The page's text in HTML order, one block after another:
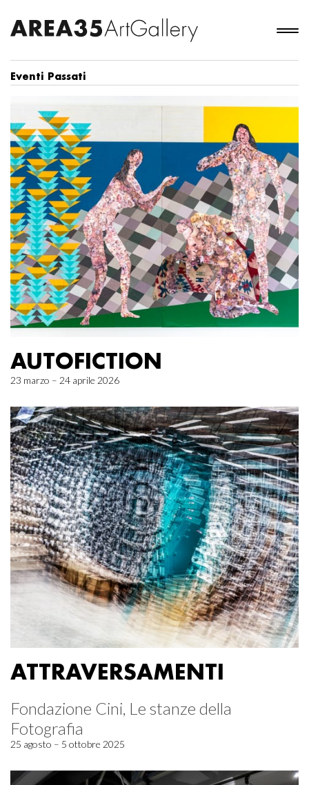
Eventi Passati
AUTOFICTION
23 marzo – 24 aprile 2026
ATTRAVERSAMENTI
Fondazione Cini, Le stanze della
Fotografia
25 agosto – 5 ottobre 2025